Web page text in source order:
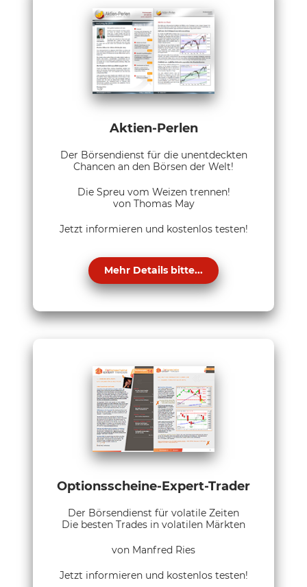
Aktien-Perlen
Der Börsendienst für die unentdeckten
Chancen an den Börsen der Welt!
Die Spreu vom Weizen trennen!
von Thomas May
Jetzt informieren und kostenlos testen!
Mehr Details bitte...
Optionsscheine-Expert-Trader
Der Börsendienst für volatile Zeiten
Die besten Trades in volatilen Märkten
von Manfred Ries
Jetzt informieren und kostenlos testen!